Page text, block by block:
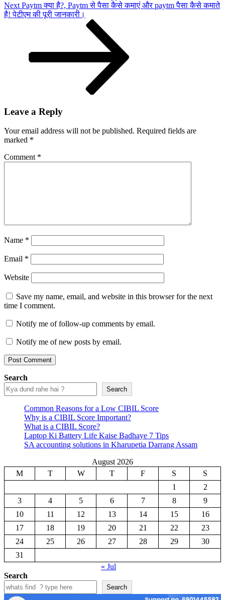
Next
Post
Next Paytm क्या है?, Paytm से पैसा कैसे कमाएं और paytm पैसा कैसे कमाते
है! पेटीएम की पूरी जानकारी।
Leave a Reply
Your email address will not be published. Required fields are
marked *
Comment *
Name *
Email *
Website
Save my name, email, and website in this browser for the next
time I comment.
Notify me of follow-up comments by email.
Notify me of new posts by email.
Search
Search
Common Reasons for a Low CIBIL Score
Why is a CIBIL Score Important?
What is a CIBIL Score?
Laptop Ki Battery Life Kaise Badhaye 7 Tips
SA accounting solutions in Kharupetia Darrang Assam
August 2026
M
T W T F S
S
1
2
3
4 5 6 7 8
9
10
11 12 13 14 15
16
17
18 19 20 21 22
23
24
25 26 27 28 29
30
31
« Jul
Search
Search